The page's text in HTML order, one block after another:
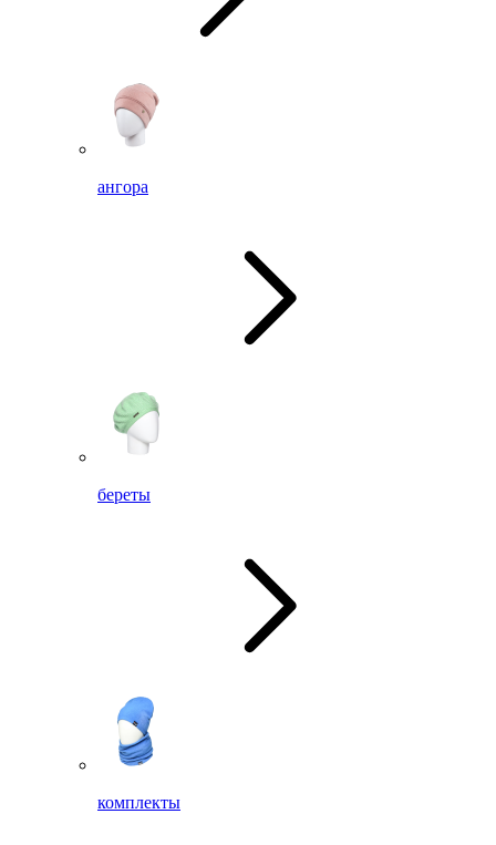
ангора
береты
комплекты